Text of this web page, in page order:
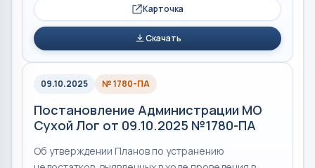
Карточка
Скачать
09.10.2025 № 1780-ПА
Постановление Администрации МО
Сухой Лог от 09.10.2025 №1780-ПА
Об утверждении Планов по устранению